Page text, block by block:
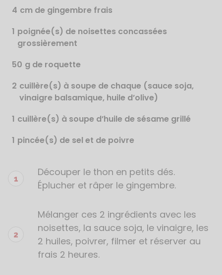
4 cm de gingembre frais
1 poignée(s) de noisettes concassées
grossièrement
50 g de roquette
2 cuillère(s) à soupe de chaque (sauce soja,
vinaigre balsamique, huile d’olive)
1 cuillère(s) à soupe d’huile de sésame grillé
1 pincée(s) de sel et de poivre
de
Découper le thon en petits dés.
Éplucher et râper le gingembre.
Mélanger ces 2 ingrédients avec les
noisettes, la sauce soja, le vinaigre, les
2 huiles, poivrer, filmer et réserver au
frais 2 heures.